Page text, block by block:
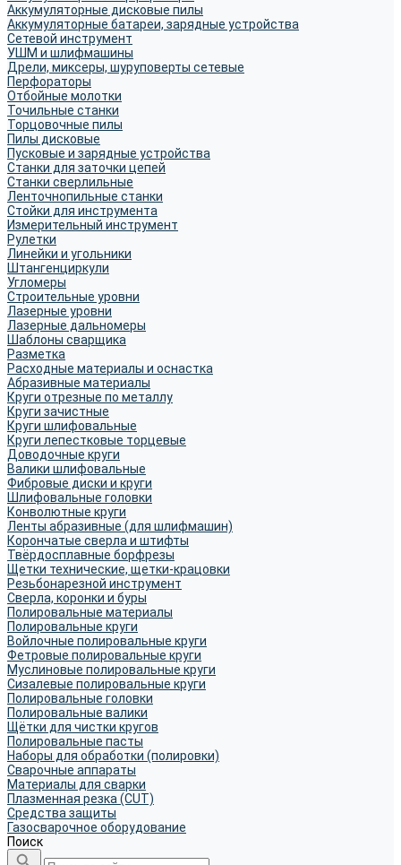
Аккумуляторные дисковые пилы
Аккумуляторные батареи, зарядные устройства
Сетевой инструмент
УШМ и шлифмашины
Дрели, миксеры, шуруповерты сетевые
Перфораторы
Отбойные молотки
Точильные станки
Торцовочные пилы
Пилы дисковые
Пусковые и зарядные устройства
Станки для заточки цепей
Станки сверлильные
Ленточнопильные станки
Стойки для инструмента
Измерительный инструмент
Рулетки
Линейки и угольники
Штангенциркули
Угломеры
Строительные уровни
Лазерные уровни
Лазерные дальномеры
Шаблоны сварщика
Разметка
Расходные материалы и оснастка
Абразивные материалы
Круги отрезные по металлу
Круги зачистные
Круги шлифовальные
Круги лепестковые торцевые
Доводочные круги
Валики шлифовальные
Фибровые диски и круги
Шлифовальные головки
Конволютные круги
Ленты абразивные (для шлифмашин)
Корончатые сверла и штифты
Твёрдосплавные борфрезы
Щетки технические, щетки-крацовки
Резьбонарезной инструмент
Сверла, коронки и буры
Полировальные материалы
Полировальные круги
Войлочные полировальные круги
Фетровые полировальные круги
Муслиновые полировальные круги
Cизалевые полировальные круги
Полировальные головки
Полировальные валики
Щётки для чистки кругов
Полировальные пасты
Наборы для обработки (полировки)
Сварочные аппараты
Материалы для сварки
Плазменная резка (CUT)
Средства защиты
Газосварочное оборудование
Поиск